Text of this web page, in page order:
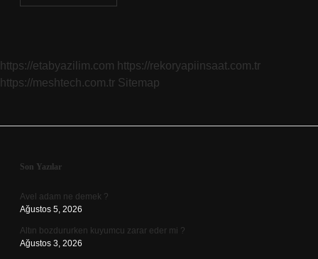
bin
müdür
?
https://etabyazilim.com https://rekoryapiinsaat.com.tr
https://meshtech.com.tr Sitemap
Sidebar
Son Yazılar
Avel adam ne demek ?
Ağustos 5, 2026
Altın bozdururken kuyumcu zarar eder mi ?
Ağustos 3, 2026